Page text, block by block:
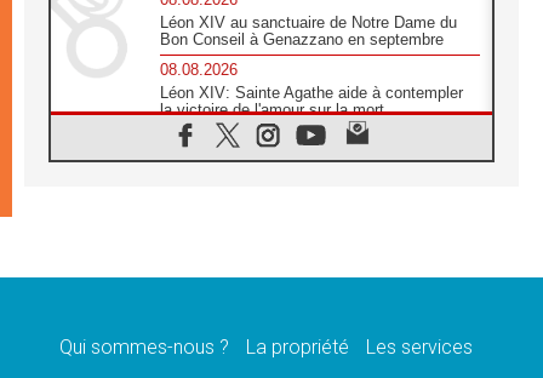
Léon XIV au sanctuaire de Notre Dame du
Bon Conseil à Genazzano en septembre
08.08.2026
Léon XIV: Sainte Agathe aide à contempler
la victoire de l'amour sur la mort
08.08.2026
«Relancer l'empathie», le projet Triennal d'art
08.08.2026
07.08.2026
Qui sommes-nous ? La propriété Les services